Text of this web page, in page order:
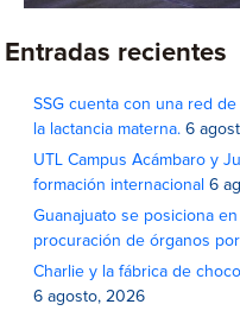
Entradas recientes
SSG cuenta con una red
la lactancia materna. 6
UTL Campus Acámbaro y
formación internacional 6
Guanajuato se posiciona
procuración de órganos
Charlie y la fábrica de
6 agosto, 2026